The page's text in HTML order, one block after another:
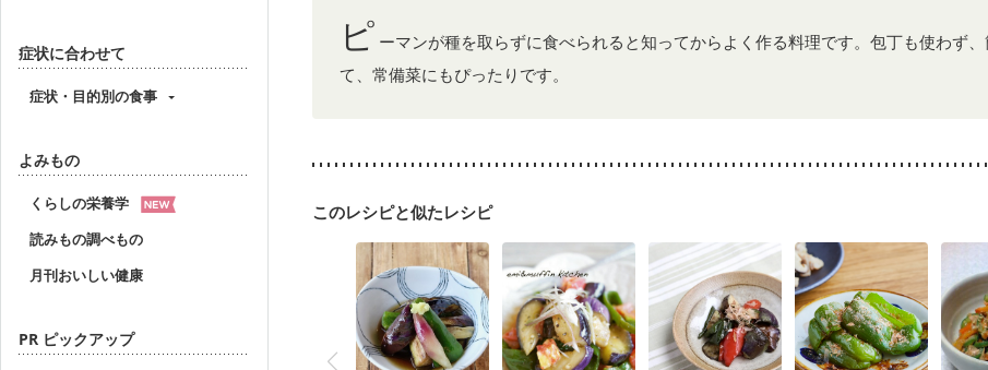
症状に合わせて
症状・目的別の食事
よみもの
くらしの栄養学
読みもの調べもの
月刊おいしい健康
PR ピックアップ
ピ ーマンが種を取らずに食べられると知ってからよく作る料理です。包丁も使わず、
て、常備菜にもぴったりです。
このレシピと似たレシピ